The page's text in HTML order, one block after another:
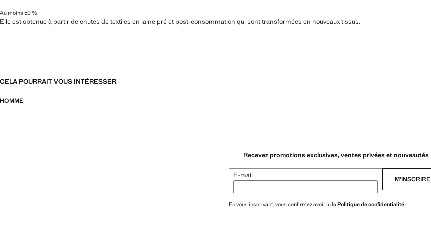
Au moins 50 %
Elle est obtenue à partir de chutes de textiles en laine pré et post-consommation qui sont transformées en nouveaux tissus.
CELA POURRAIT VOUS INTÉRESSER
HOMME
Recevez promotions exclusives, ventes privées et nouveautés
E-mail M’INSCRIRE
En vous inscrivant, vous confirmez avoir lu la Politique de confidentialité.